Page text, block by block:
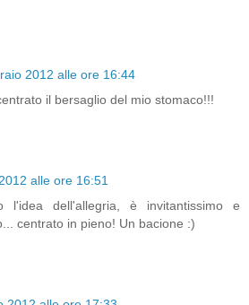
2012 alle ore 16:44
il bersaglio del mio stomaco!!!
alle ore 16:51
l'idea dell'allegria, è invitantissimo e
centrato in pieno! Un bacione :)